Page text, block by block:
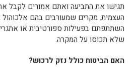
תגישו את התביעה ואתם אמורים לקבל
העצמית. מקרים שמעורבים בהם
השתתפתם בפעילות ספורטיבית או
שלא תכוסו על המקרה.
האם הביטוח כולל נזק לרכוש?